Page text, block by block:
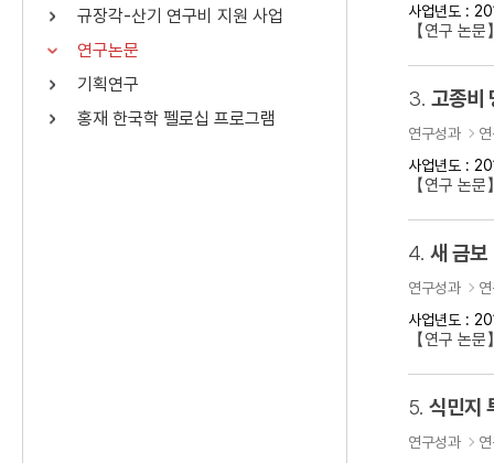
료를 검색
규장각-산기 연구비 지원 사업
연구논문
기획연구
홍재 한국학 펠로십 프로그램
사업년도 :
【연구 논
3. 고종비
연구성과
사업년도 :
【연구 논
4. 새 금보
연구성과
사업년도 :
【연구 논
5. 식민지
연구성과